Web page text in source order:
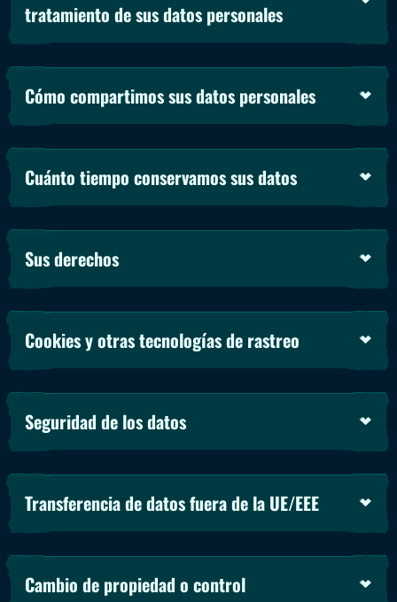
tratamiento de sus datos personales
Cómo compartimos sus datos personales
Cuánto tiempo conservamos sus datos
Sus derechos
Cookies y otras tecnologías de rastreo
Seguridad de los datos
Transferencia de datos fuera de la UE/EEE
Cambio de propiedad o control